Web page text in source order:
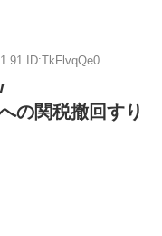
ID:TkFlvqQe0
の関税撤回すり